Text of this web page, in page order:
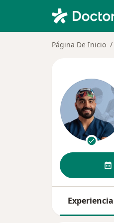
Página De Inicio
Experiencia